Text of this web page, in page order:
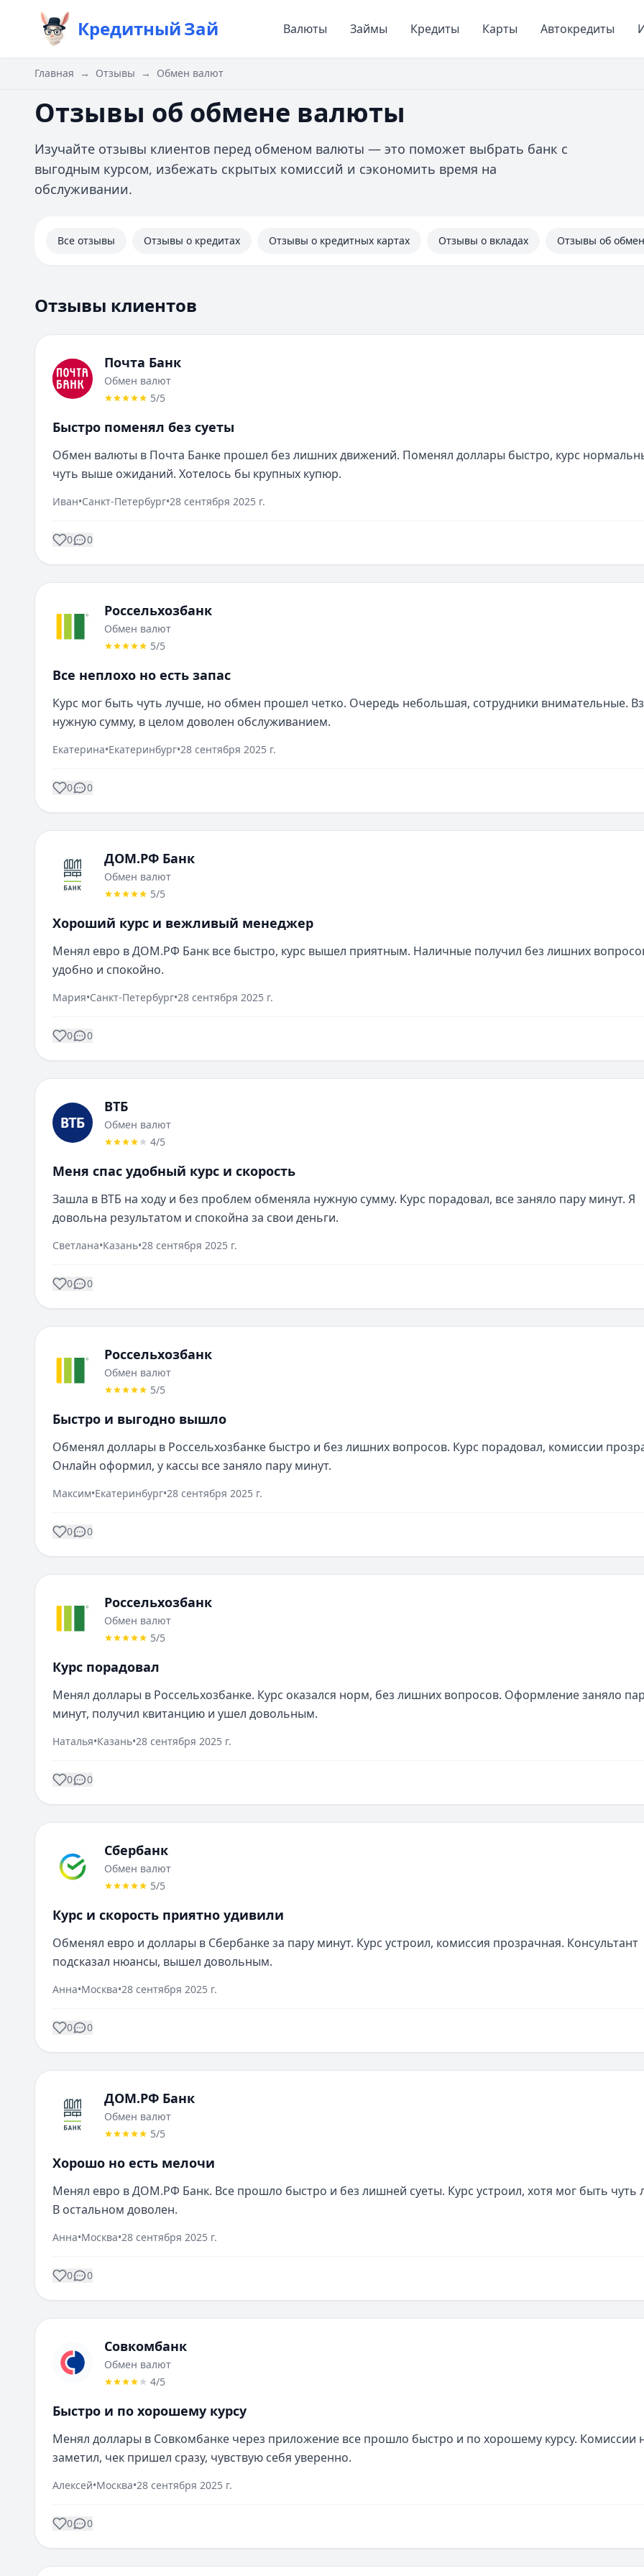
КредитныйЗай Валюты Займы Кредиты Карты Автокредиты
Главная → Отзывы → Обмен валют
Отзывы об обмене валюты
Изучайте отзывы клиентов перед обменом валюты — это поможет выбрать банк с
выгодным курсом, избежать скрытых комиссий и сэкономить время на
обслуживании.
Все отзывы Отзывы о кредитах Отзывы о кредитных картах Отзывы о вкладах Отзывы об
Отзывы клиентов
Почта Банк
Обмен валют
5/5
Быстро поменял без суеты
Обмен валюты в Почта Банке прошел без лишних движений. Поменял доллары быстро, курс
чуть выше ожиданий. Хотелось бы крупных купюр.
Иван•Санкт-Петербург•28 сентября 2025 г.
0 0
Россельхозбанк
Обмен валют
5/5
Все неплохо но есть запас
Курс мог быть чуть лучше, но обмен прошел четко. Очередь небольшая, сотрудники внимательные.
нужную сумму, в целом доволен обслуживанием.
Екатерина•Екатеринбург•28 сентября 2025 г.
0 0
ДОМ.РФ Банк
Обмен валют
5/5
Хороший курс и вежливый менеджер
Менял евро в ДОМ.РФ Банк все быстро, курс вышел приятным. Наличные получил без лишних
удобно и спокойно.
Мария•Санкт-Петербург•28 сентября 2025 г.
0 0
ВТБ
Обмен валют
4/5
Меня спас удобный курс и скорость
Зашла в ВТБ на ходу и без проблем обменяла нужную сумму. Курс порадовал, все заняло пару минут. Я
довольна результатом и спокойна за свои деньги.
Светлана•Казань•28 сентября 2025 г.
0 0
Россельхозбанк
Обмен валют
5/5
Быстро и выгодно вышло
Обменял доллары в Россельхозбанке быстро и без лишних вопросов. Курс порадовал, комиссии
Онлайн оформил, у кассы все заняло пару минут.
Максим•Екатеринбург•28 сентября 2025 г.
0 0
Россельхозбанк
Обмен валют
5/5
Курс порадовал
Менял доллары в Россельхозбанке. Курс оказался норм, без лишних вопросов. Оформление заняло
минут, получил квитанцию и ушел довольным.
Наталья•Казань•28 сентября 2025 г.
0 0
Сбербанк
Обмен валют
5/5
Курс и скорость приятно удивили
Обменял евро и доллары в Сбербанке за пару минут. Курс устроил, комиссия прозрачная. Консультант
подсказал нюансы, вышел довольным.
Анна•Москва•28 сентября 2025 г.
0 0
ДОМ.РФ Банк
Обмен валют
5/5
Хорошо но есть мелочи
Менял евро в ДОМ.РФ Банк. Все прошло быстро и без лишней суеты. Курс устроил, хотя мог быть чуть
В остальном доволен.
Анна•Москва•28 сентября 2025 г.
0 0
Совкомбанк
Обмен валют
4/5
Быстро и по хорошему курсу
Менял доллары в Совкомбанке через приложение все прошло быстро и по хорошему курсу. Комиссии
заметил, чек пришел сразу, чувствую себя уверенно.
Алексей•Москва•28 сентября 2025 г.
0 0